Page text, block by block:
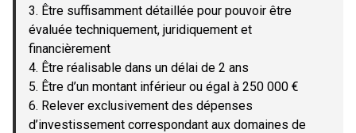
3. Être suffisamment détaillée pour pouvoir être
évaluée techniquement, juridiquement et
financièrement
4. Être réalisable dans un délai de 2 ans
5. Être d’un montant inférieur ou égal à 250 000 €
6. Relever exclusivement des dépenses
d’investissement correspondant aux domaines de